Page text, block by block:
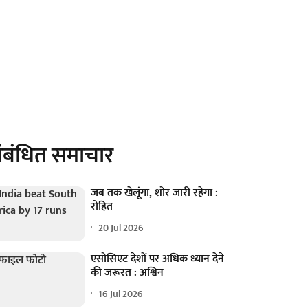
समाचार
जब तक खेलूंगा, शोर जारी रहेगा :
रोहित
20 Jul 2026
एसोसिएट देशों पर अधिक ध्यान देने
की जरूरत : अश्विन
16 Jul 2026